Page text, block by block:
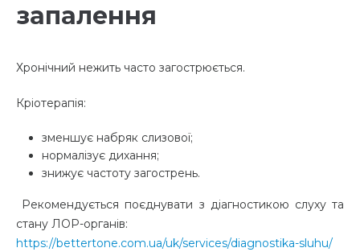
запалення
Хронічний нежить часто загострюється.
Кріотерапія:
зменшує набряк слизової;
нормалізує дихання;
знижує частоту загострень.
Рекомендується поєднувати з діагностикою слуху та
стану ЛОР-органів:
https://bettertone.com.ua/uk/services/diagnostika-sluhu/